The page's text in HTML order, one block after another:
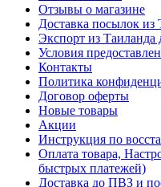
Отзывы о магазине
Доставка посылок из
Экспорт из Таиланда
Условия
Контакты
Политика
Договор оферты
Новые товары
Акции
Инструкция по
Оплата товара,
быстрых платежей)
Доставка до ПВЗ и